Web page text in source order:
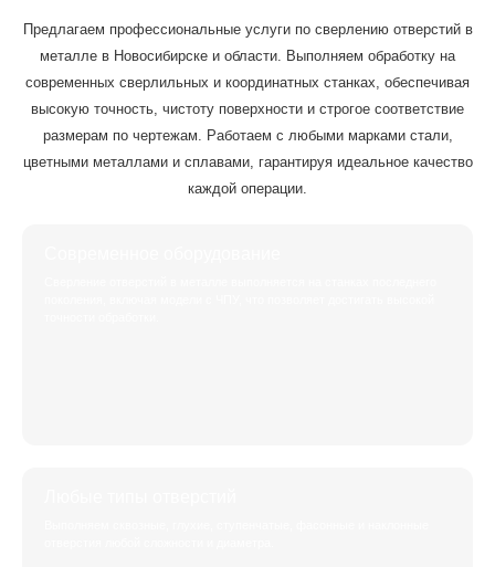
Предлагаем профессиональные услуги по сверлению отверстий в
металле в Новосибирске и области. Выполняем обработку на
современных сверлильных и координатных станках, обеспечивая
высокую точность, чистоту поверхности и строгое соответствие
размерам по чертежам. Работаем с любыми марками стали,
цветными металлами и сплавами, гарантируя идеальное качество
каждой операции.